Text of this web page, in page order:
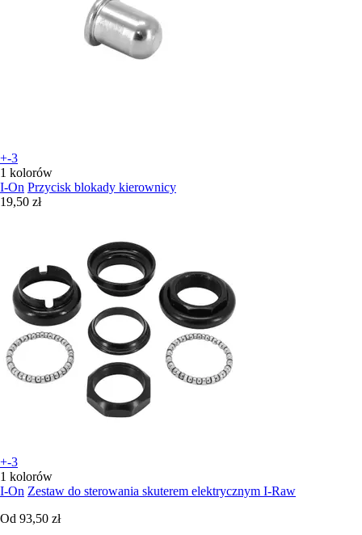
+-3
1 kolorów
I-On Przycisk blokady kierownicy
19,50 zł
+-3
1 kolorów
I-On Zestaw do sterowania skuterem elektrycznym I-Raw
Od 93,50 zł